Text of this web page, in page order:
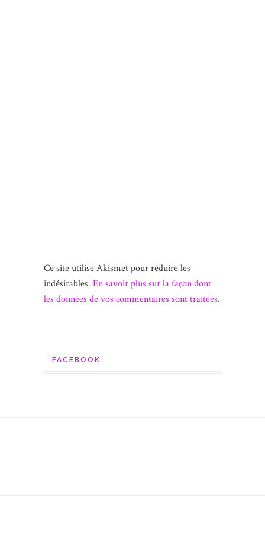
Ce site utilise Akismet pour réduire les
indésirables. En savoir plus sur la façon dont
les données de vos commentaires sont traitées.
FACEBOOK